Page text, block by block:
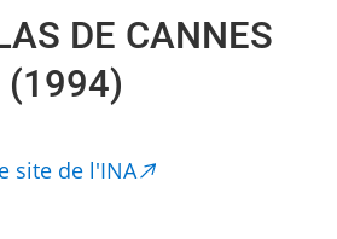
DE CANNES
(1994)
site de l'INA